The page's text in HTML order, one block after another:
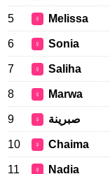
5 ♀ Melissa
6 ♀ Sonia
7 ♀ Saliha
8 ♀ Marwa
9 ♀ صبرينة
10 ♀ Chaima
11 ♀ Nadia